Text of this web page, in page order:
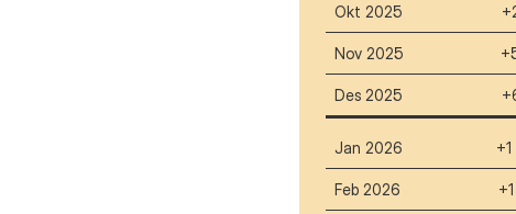
Okt 2025
Nov 2025
Des 2025
Jan 2026
Feb 2026